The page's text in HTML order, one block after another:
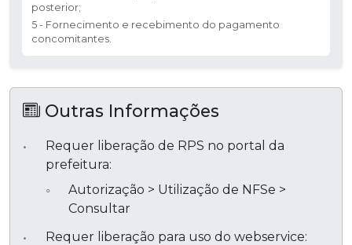
posterior;
5 - Fornecimento e recebimento do pagamento
concomitantes.
Outras Informações
Requer liberação de RPS no portal da
prefeitura:
Autorização > Utilização de NFSe >
Consultar
Requer liberação para uso do webservice: